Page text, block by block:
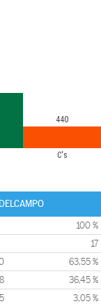
C's
440
100 %
17
63,55 %
36,45 %
3,05 %